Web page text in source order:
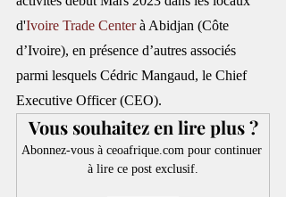
d'Ivoire Trade Center à Abidjan (Côte
d’Ivoire), en présence d’autres associés
parmi lesquels Cédric Mangaud, le Chief
Executive Officer (CEO).
Vous souhaitez en lire plus ?
Abonnez-vous à ceoafrique.com pour continuer
à lire ce post exclusif.